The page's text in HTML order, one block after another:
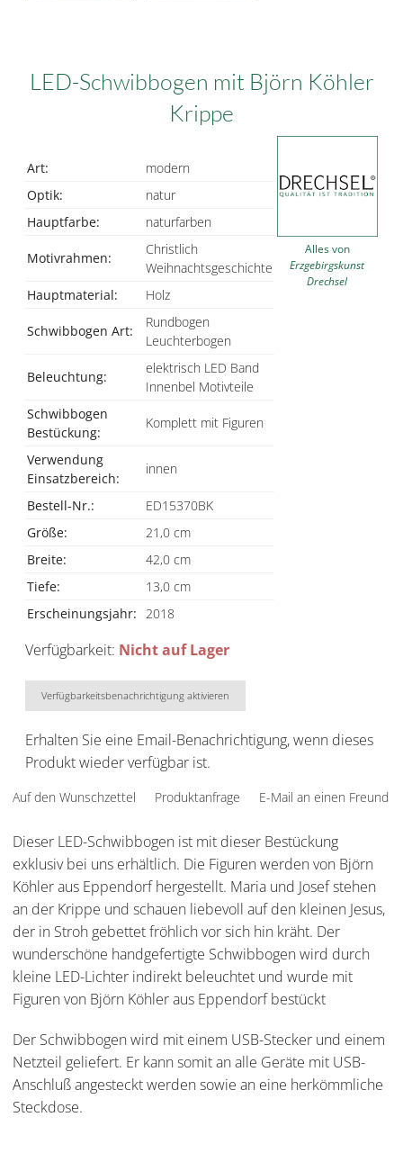
LED-Schwibbogen mit Björn Köhler
Krippe
Art:
modern
Optik:
natur
Hauptfarbe:
naturfarben
Motivrahmen:
Christlich
Weihnachtsgeschichte
Hauptmaterial:
Holz
Schwibbogen Art:
Rundbogen
Leuchterbogen
Beleuchtung:
elektrisch LED Band
Innenbel Motivteile
Schwibbogen
Bestückung:
Komplett mit Figuren
Verwendung
Einsatzbereich:
innen
Bestell-Nr.:
ED15370BK
Größe:
21,0 cm
Breite:
42,0 cm
Tiefe:
13,0 cm
Erscheinungsjahr: 2018
Alles von
Erzgebirgskunst
Drechsel
Verfügbarkeit: Nicht auf Lager
Verfügbarkeitsbenachrichtigung aktivieren
Erhalten Sie eine Email-Benachrichtigung, wenn dieses
Produkt wieder verfügbar ist.
Auf den Wunschzettel Produktanfrage E-Mail an einen Freund
Dieser LED-Schwibbogen ist mit dieser Bestückung
exklusiv bei uns erhältlich. Die Figuren werden von Björn
Köhler aus Eppendorf hergestellt. Maria und Josef stehen
an der Krippe und schauen liebevoll auf den kleinen Jesus,
der in Stroh gebettet fröhlich vor sich hin kräht. Der
wunderschöne handgefertigte Schwibbogen wird durch
kleine LED-Lichter indirekt beleuchtet und wurde mit
Figuren von Björn Köhler aus Eppendorf bestückt
Der Schwibbogen wird mit einem USB-Stecker und einem
Netzteil geliefert. Er kann somit an alle Geräte mit USB-
Anschluß angesteckt werden sowie an eine herkömmliche
Steckdose.